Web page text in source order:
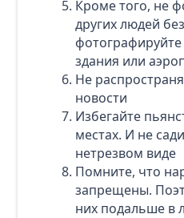
Кроме того, не
других людей
здания или
Не
новости
Избегайте
местах. И не
нетрезвом виде
Помните, что
запрещены.
них подальше в